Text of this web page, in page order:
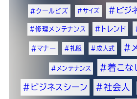
#クールビズ #サイズ #ビジ
#修理メンテナンス #トレンド
#マナー #礼服 #成人式 #
#メンテナンス #着こな
#ビジネスシーン #社会人